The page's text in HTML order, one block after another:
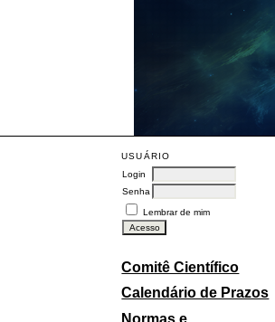
USUÁRIO
Login
Senha
Lembrar de mim
Comitê Científico
Calendário de Prazos
Normas e